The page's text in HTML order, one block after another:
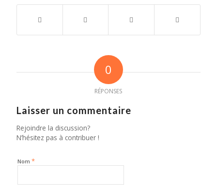
0
RÉPONSES
Laisser un commentaire
Rejoindre la discussion?
N’hésitez pas à contribuer !
Nom *